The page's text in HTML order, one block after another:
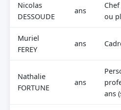
Nicolas
DESSOUDE
ans
ou
Muriel
FEREY
ans
Nathalie
FORTUNE
ans
ans